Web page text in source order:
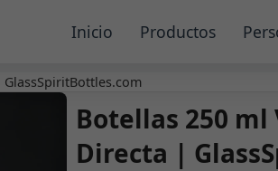
Inicio Productos
Botellas 250
Directa |